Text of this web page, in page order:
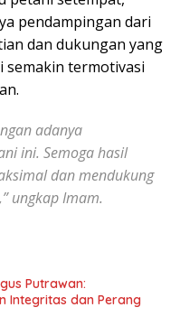
pendampingan dari
dan dukungan yang
semakin termotivasi
adanya
ini. Semoga hasil
dan mendukung
ungkap Imam.
Putrawan:
Integritas dan Perang